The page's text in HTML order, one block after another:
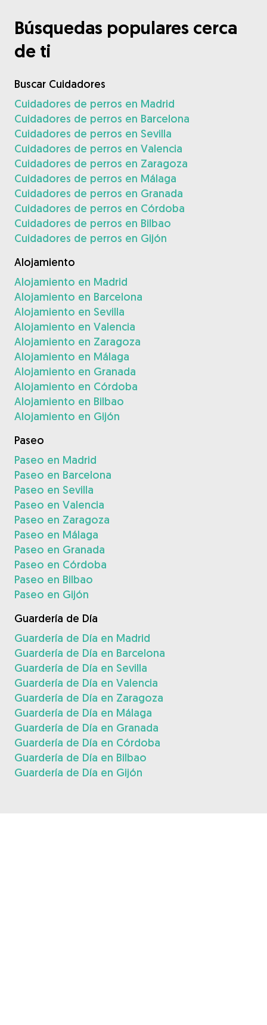
Búsquedas populares cerca
de ti
Buscar Cuidadores
Cuidadores de perros en Madrid
Cuidadores de perros en Barcelona
Cuidadores de perros en Sevilla
Cuidadores de perros en Valencia
Cuidadores de perros en Zaragoza
Cuidadores de perros en Málaga
Cuidadores de perros en Granada
Cuidadores de perros en Córdoba
Cuidadores de perros en Bilbao
Cuidadores de perros en Gijón
Alojamiento
Alojamiento en Madrid
Alojamiento en Barcelona
Alojamiento en Sevilla
Alojamiento en Valencia
Alojamiento en Zaragoza
Alojamiento en Málaga
Alojamiento en Granada
Alojamiento en Córdoba
Alojamiento en Bilbao
Alojamiento en Gijón
Paseo
Paseo en Madrid
Paseo en Barcelona
Paseo en Sevilla
Paseo en Valencia
Paseo en Zaragoza
Paseo en Málaga
Paseo en Granada
Paseo en Córdoba
Paseo en Bilbao
Paseo en Gijón
Guardería de Día
Guardería de Día en Madrid
Guardería de Día en Barcelona
Guardería de Día en Sevilla
Guardería de Día en Valencia
Guardería de Día en Zaragoza
Guardería de Día en Málaga
Guardería de Día en Granada
Guardería de Día en Córdoba
Guardería de Día en Bilbao
Guardería de Día en Gijón